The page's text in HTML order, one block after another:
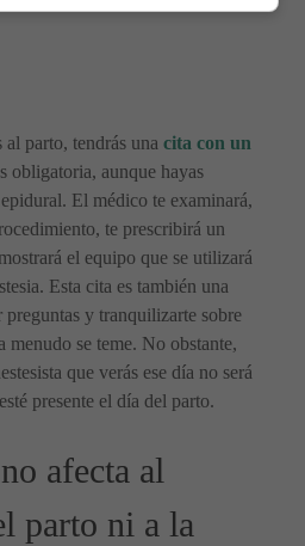
al parto, tendrás una cita con un
obligatoria, aunque hayas
El médico te examinará,
te prescribirá un
el equipo que se utilizará
Esta cita es también una
preguntas y tranquilizarte sobre
menudo se teme. No obstante,
que verás ese día no será
presente el día del parto.
afecta al
parto ni a la